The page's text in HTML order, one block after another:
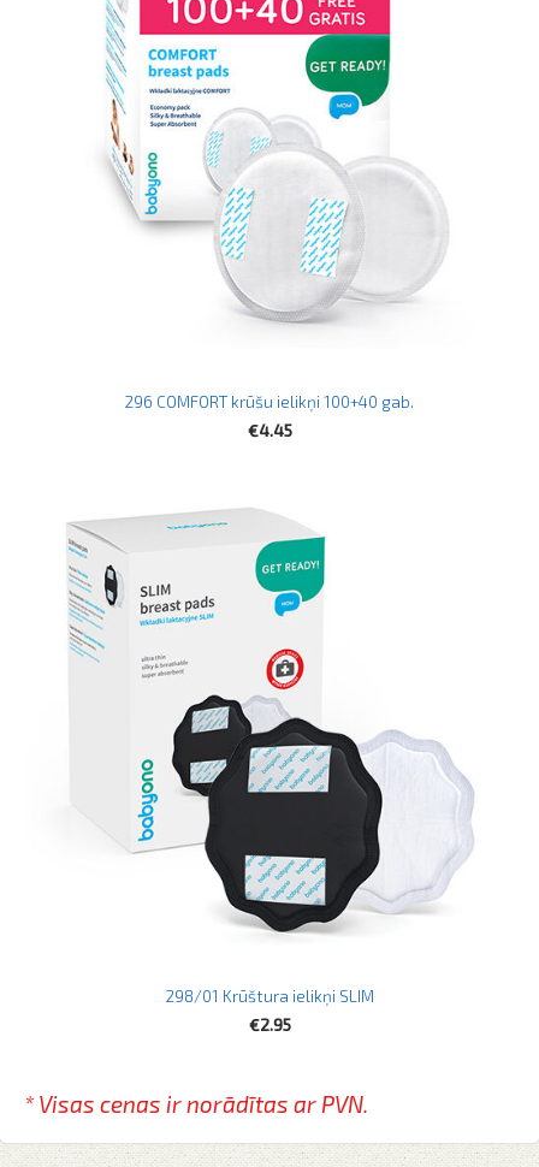
* Visas cenas ir norādītas ar PVN.
296 COMFORT krūšu ielikņi 100+40 gab.
€4.45
298/01 Krūštura ielikņi SLIM
€2.95